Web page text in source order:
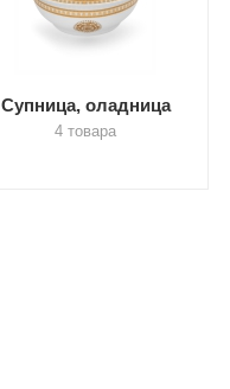
Супница, оладница
4 товара